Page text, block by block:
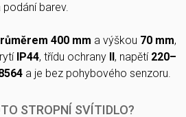
barev.
400 mm a výškou 70 mm,
IP44, třídu ochrany , napětí 220–
a je bez pohybového senzoru.
STROPNÍ SVÍTIDLO?